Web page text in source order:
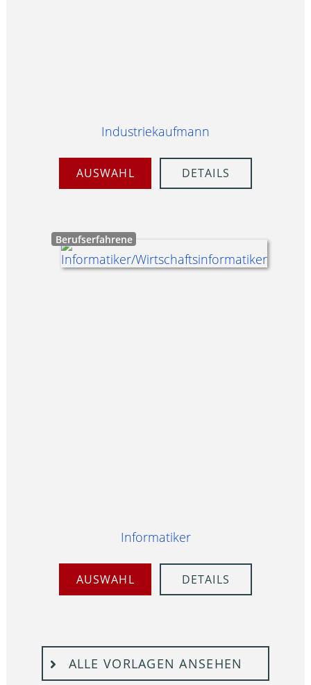
Industriekaufmann
AUSWAHL DETAILS
Berufserfahrene
Informatiker
AUSWAHL DETAILS
ALLE VORLAGEN ANSEHEN